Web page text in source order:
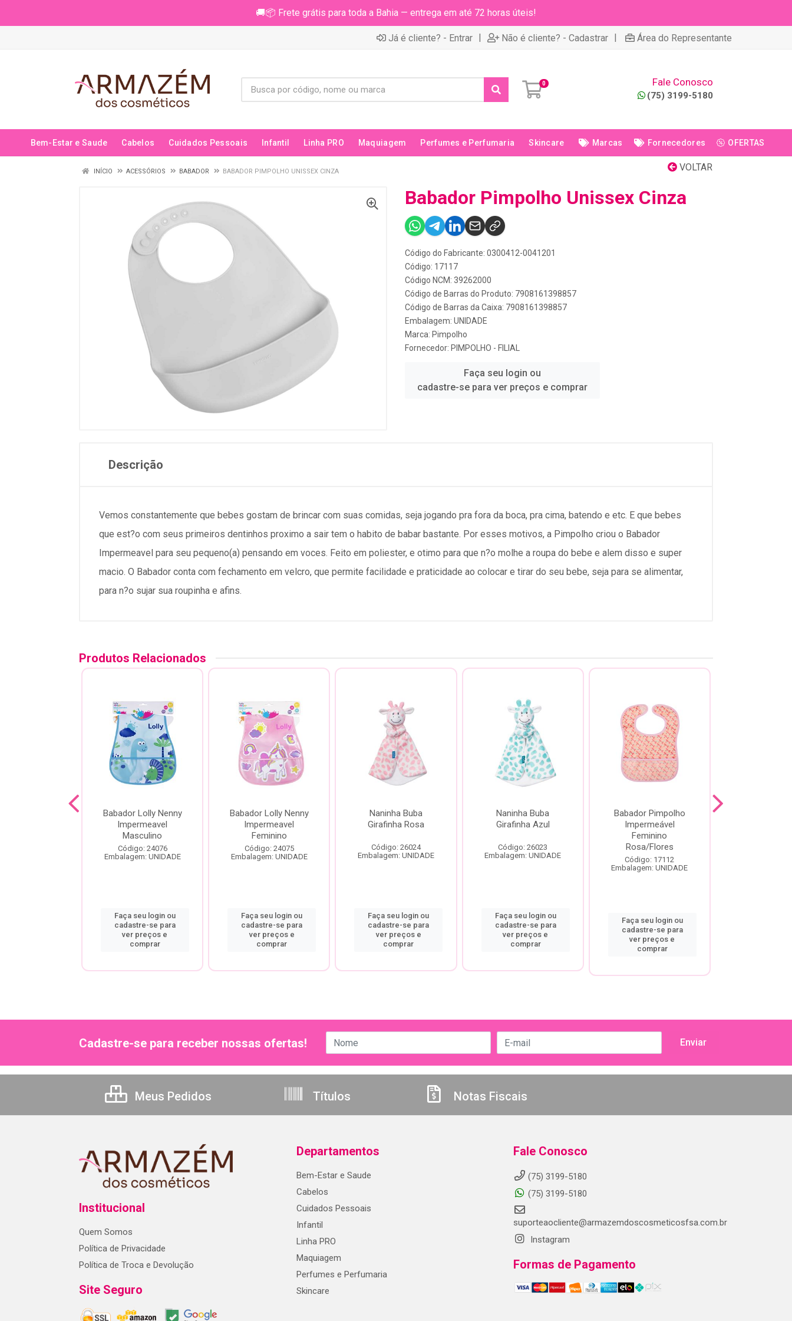
🚚📦 Frete grátis para toda a Bahia — entrega em até 72 horas úteis!
Já é cliente? - Entrar | Não é cliente? - Cadastrar | Área do Representante
0 Fale Conosco
(75) 3199-5180
Bem-Estar e Saude Cabelos Cuidados Pessoais Infantil Linha PRO Maquiagem Perfumes e Perfumaria Skincare Marcas Fornecedores OFERTAS
VOLTAR
INÍCIO ACESSÓRIOS BABADOR BABADOR PIMPOLHO UNISSEX CINZA
Babador Pimpolho Unissex Cinza
Código do Fabricante: 0300412-0041201
Código: 17117
Código NCM: 39262000
Código de Barras do Produto: 7908161398857
Código de Barras da Caixa: 7908161398857
Embalagem: UNIDADE
Marca: Pimpolho
Fornecedor: PIMPOLHO - FILIAL
Faça seu login ou
cadastre-se para ver preços e comprar
Descrição
Vemos constantemente que bebes gostam de brincar com suas comidas, seja jogando pra fora da boca, pra cima, batendo e etc. E que bebes
que est?o com seus primeiros dentinhos proximo a sair tem o habito de babar bastante. Por esses motivos, a Pimpolho criou o Babador
Impermeavel para seu pequeno(a) pensando em voces. Feito em poliester, e otimo para que n?o molhe a roupa do bebe e alem disso e super
macio. O Babador conta com fechamento em velcro, que permite facilidade e praticidade ao colocar e tirar do seu bebe, seja para se alimentar,
para n?o sujar sua roupinha e afins.
Produtos Relacionados
Babador Lolly Nenny
Impermeavel
Masculino
Código: 24076
Embalagem: UNIDADE
Faça seu login ou
cadastre-se para
ver preços e
comprar
Babador Lolly Nenny
Impermeavel
Feminino
Código: 24075
Embalagem: UNIDADE
Faça seu login ou
cadastre-se para
ver preços e
comprar
Naninha Buba
Girafinha Rosa
Código: 26024
Embalagem: UNIDADE
Faça seu login ou
cadastre-se para
ver preços e
comprar
Naninha Buba
Girafinha Azul
Código: 26023
Embalagem: UNIDADE
Faça seu login ou
cadastre-se para
ver preços e
comprar
Babador Pimpolho
Impermeável
Feminino
Rosa/Flores
Código: 17112
Embalagem: UNIDADE
Faça seu login ou
cadastre-se para
ver preços e
comprar
Cadastre-se para receber nossas ofertas!
Meus Pedidos Títulos Notas Fiscais
Institucional
Quem Somos
Política de Privacidade
Política de Troca e Devolução
Site Seguro
Departamentos
Bem-Estar e Saude
Cabelos
Cuidados Pessoais
Infantil
Linha PRO
Maquiagem
Perfumes e Perfumaria
Skincare
Fale Conosco
(75) 3199-5180
(75) 3199-5180
suporteaocliente@armazemdoscosmeticosfsa.com.br
Instagram
Formas de Pagamento